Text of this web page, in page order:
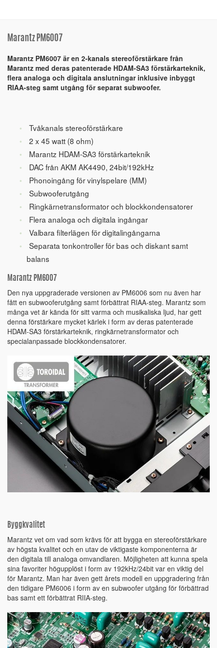
Marantz PM6007
Marantz PM6007 är en 2-kanals stereoförstärkare från
Marantz med deras patenterade HDAM-SA3 förstärkarteknik,
flera analoga och digitala anslutningar inklusive inbyggt
RIAA-steg samt utgång för separat subwoofer.
Tvåkanals stereoförstärkare
2 x 45 watt (8 ohm)
Marantz HDAM-SA3 förstärkarteknik
DAC från AKM AK4490, 24bit/192kHz
Phonoingång för vinylspelare (MM)
Subwooferutgång
Ringkärnetransformator och blockkondensatorer
Flera analoga och digitala ingångar
Valbara filterlägen för digitalingångarna
Separata tonkontroller för bas och diskant samt
balans
Marantz PM6007
Den nya uppgraderade versionen av PM6006 som nu även har
fått en subwooferutgång samt förbättrat RIAA-steg. Marantz som
många vet är kända för sitt varma och musikaliska ljud, har gett
denna förstärkare mycket kärlek i form av deras patenterade
HDAM-SA3 förstärkarteknik, ringkärnetransformator och
specialanpassade blockkondensatorer.
Byggkvalitet
Marantz vet om vad som krävs för att bygga en stereoförstärkare
av högsta kvalitet och en utav de viktigaste komponenterna är
den digitala till analoga omvandlaren. Möjligheten att kunna spela
sina favoriter högupplöst i form av 192kHz/24bit var en viktig del
för Marantz. Man har även gett årets modell en uppgradering från
den tidigare PM6006 i form av en subwoofer utgång för förbättrad
bas samt ett förbättrat RIIA-steg.